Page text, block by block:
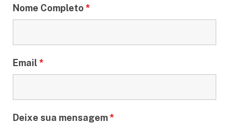
Nome Completo *
Email *
Deixe sua mensagem*